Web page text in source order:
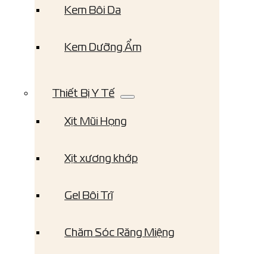
Kem Bôi Da
Kem Dưỡng Ẩm
Thiết Bị Y Tế
Xịt Mũi Họng
Xịt xương khớp
Gel Bôi Trĩ
Chăm Sóc Răng Miệng